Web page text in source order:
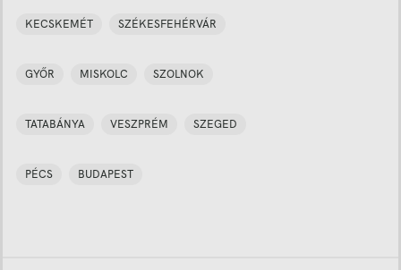
KECSKEMÉT SZÉKESFEHÉRVÁR
GYŐR MISKOLC SZOLNOK
TATABÁNYA VESZPRÉM SZEGED
PÉCS BUDAPEST